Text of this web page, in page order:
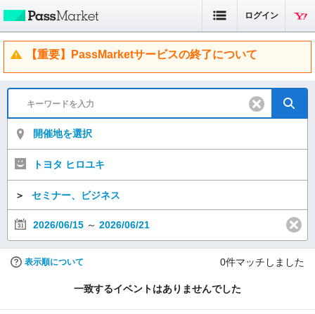
ログイン
【重要】PassMarketサービスの終了について
開催地を選択
トヨタ ヒロユキ
＞ セミナー、ビジネス
2026/06/15 ～ 2026/06/21
表示順について 0件マッチしました
一致するイベントはありませんでした